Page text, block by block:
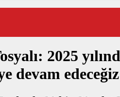
2025
devam edeceğiz